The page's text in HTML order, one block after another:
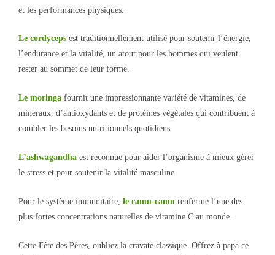
et les performances physiques.
Le cordyceps est traditionnellement utilisé pour soutenir l’énergie,
l’endurance et la vitalité, un atout pour les hommes qui veulent
rester au sommet de leur forme.
Le moringa fournit une impressionnante variété de vitamines, de
minéraux, d’antioxydants et de protéines végétales qui contribuent à
combler les besoins nutritionnels quotidiens.
L’ashwagandha est reconnue pour aider l’organisme à mieux gérer
le stress et pour soutenir la vitalité masculine.
Pour le système immunitaire, le camu-camu renferme l’une des
plus fortes concentrations naturelles de vitamine C au monde.
Cette Fête des Pères, oubliez la cravate classique. Offrez à papa ce